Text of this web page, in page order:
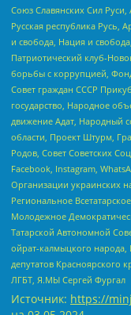
Союз Славянских Сил Руси,
Русская республика Русь,
и свобода, Нация и
Патриотический клуб-
борьбы с коррупцией,
Совет граждан СССР
государство, Народное
движение Адат, Народный
области, Проект Штурм,
Родов, Совет Советских
Facebook, Instagram,
Организации украинских
Региональное
Молодежное
Татарской Автономной
ойрат-калмыцкого народа,
депутатов Красноярского
ЛГБТ, Я.МЫ Сергей Фургал
Источник: https://